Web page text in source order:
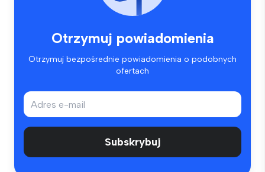
Otrzymuj powiadomienia
Otrzymuj bezpośrednie powiadomienia o podobnych
ofertach
Subskrybuj